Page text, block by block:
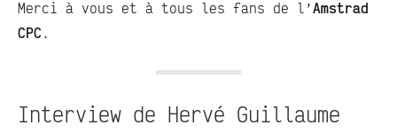
Merci à vous et à tous les fans de l’Amstrad
CPC .
Interview de Hervé Guillaume